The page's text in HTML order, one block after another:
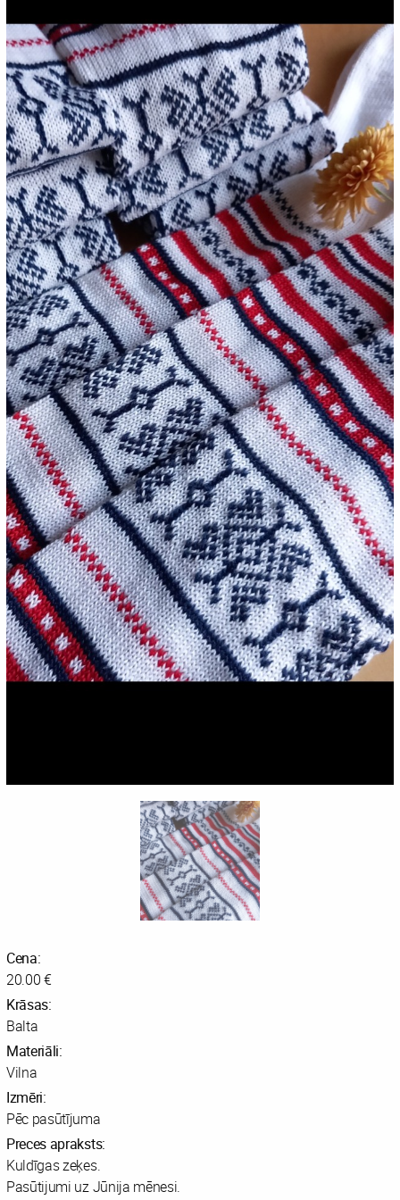
Cena:
20.00 €
Krāsas:
Balta
Materiāli:
Vilna
Izmēri:
Pēc pasūtījuma
Preces apraksts:
Kuldīgas zeķes.
Pasūtijumi uz Jūnija mēnesi.